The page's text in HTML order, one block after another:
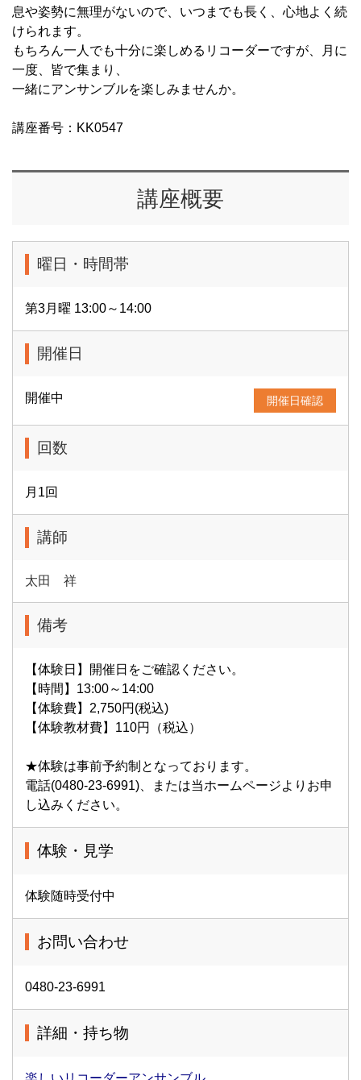
息や姿勢に無理がないので、いつまでも長く、心地よく続
けられます。
もちろん一人でも十分に楽しめるリコーダーですが、月に
一度、皆で集まり、
一緒にアンサンブルを楽しみませんか。
講座番号：KK0547
講座概要
曜日・時間帯
第3月曜 13:00～14:00
開催日
開催中 開催日確認
回数
月1回
講師
太田 祥
備考
【体験日】開催日をご確認ください。
【時間】13:00～14:00
【体験費】2,750円(税込)
【体験教材費】110円（税込）
★体験は事前予約制となっております。
電話(0480-23-6991)、または当ホームページよりお申
し込みください。
体験・見学
体験随時受付中
お問い合わせ
0480-23-6991
詳細・持ち物